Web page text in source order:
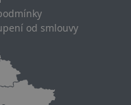
od smlouvy